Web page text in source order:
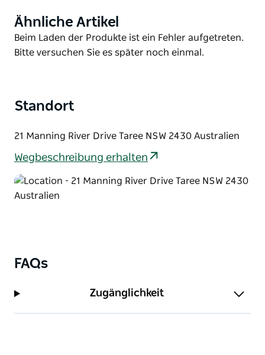
Naturdenkmäler aus der Geschichte des Dorfes. Die
Wanderung ist etwa fünf Kilometer lang. Planen Sie
bis zu zweieinhalb Stunden ein, um alle
Sie können auch Zeit einplanen, um die vielen Cafés
am Flussufer in Wingham Brush ein Picknick zu
Product
List
Ähnliche Artikel
Product
List
Beim Laden der Produkte ist ein Fehler aufgetreten.
Bitte versuchen Sie es später noch einmal.
Standort
21 Manning River Drive Taree NSW 2430 Australien
Wegbeschreibung erhalten
FAQs
Zugänglichkeit